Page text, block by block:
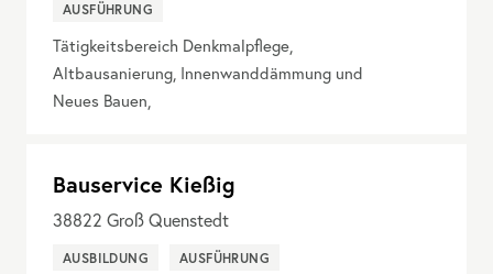
AUSFÜHRUNG
Tätigkeitsbereich Denkmalpflege,
Altbausanierung, Innenwanddämmung und
Neues Bauen,
Bauservice Kießig
38822 Groß Quenstedt
AUSBILDUNG AUSFÜHRUNG